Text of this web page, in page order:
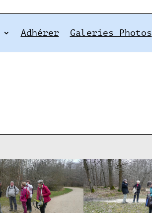
Adhérer Galeries Photos